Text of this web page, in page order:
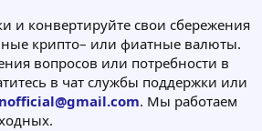
и конвертируйте свои сбережения
крипто– или фиатные валюты.
вопросов или потребности в
в чат службы поддержки или
. Мы работаем